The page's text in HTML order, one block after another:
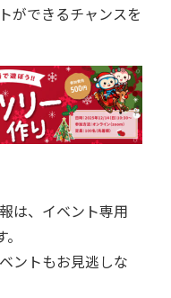
ができるチャンスを
は、イベント専用
ントもお見逃しな